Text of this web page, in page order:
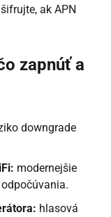
ak APN
zapnúť a
downgrade
modernejšie
hlasová